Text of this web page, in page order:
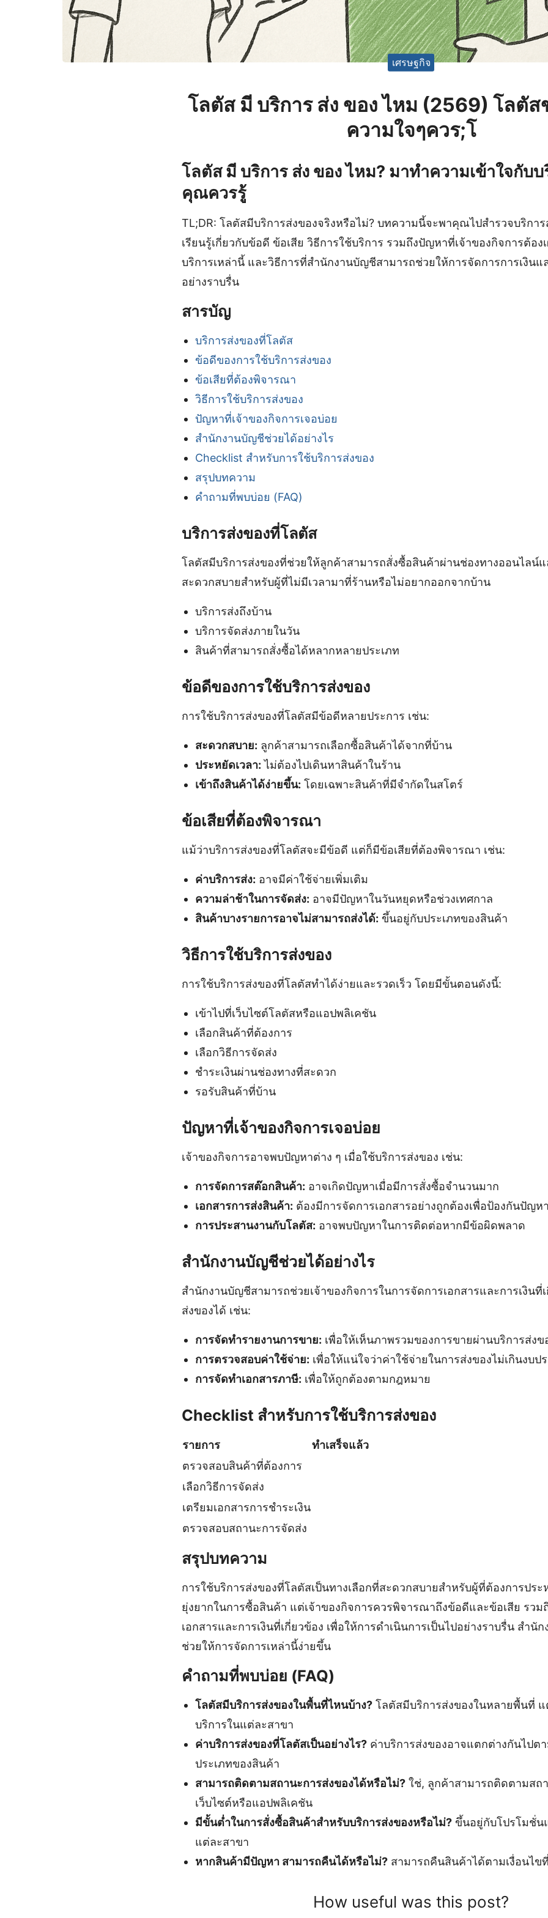
เศรษฐกิจ
โลตัส มี บริการ ส่ง ของ ไหม (2569) โลตั
ความใจๆควร;โ
โลตัส มี บริการ ส่ง ของ ไหม? มาทำความเข้าใจกับบ
คุณควรรู้
TL;DR: โลตัสมีบริการส่งของจริงหรือไม่? บทความนี้จะพาคุณไปสำรวจบริกา
เรียนรู้เกี่ยวกับข้อดี ข้อเสีย วิธีการใช้บริการ รวมถึงปัญหาที่เจ้าของกิจการต้อง
บริการเหล่านี้ และวิธีการที่สำนักงานบัญชีสามารถช่วยให้การจัดการการเงินแ
อย่างราบรื่น
สารบัญ
บริการส่งของที่โลตัส
ข้อดีของการใช้บริการส่งของ
ข้อเสียที่ต้องพิจารณา
วิธีการใช้บริการส่งของ
ปัญหาที่เจ้าของกิจการเจอบ่อย
สำนักงานบัญชีช่วยได้อย่างไร
Checklist สำหรับการใช้บริการส่งของ
สรุปบทความ
คำถามที่พบบ่อย (FAQ)
บริการส่งของที่โลตัส
โลตัสมีบริการส่งของที่ช่วยให้ลูกค้าสามารถสั่งซื้อสินค้าผ่านช่องทางออนไลน์แ
สะดวกสบายสำหรับผู้ที่ไม่มีเวลามาที่ร้านหรือไม่อยากออกจากบ้าน
บริการส่งถึงบ้าน
บริการจัดส่งภายในวัน
สินค้าที่สามารถสั่งซื้อได้หลากหลายประเภท
ข้อดีของการใช้บริการส่งของ
การใช้บริการส่งของที่โลตัสมีข้อดีหลายประการ เช่น:
สะดวกสบาย: ลูกค้าสามารถเลือกซื้อสินค้าได้จากที่บ้าน
ประหยัดเวลา: ไม่ต้องไปเดินหาสินค้าในร้าน
เข้าถึงสินค้าได้ง่ายขึ้น: โดยเฉพาะสินค้าที่มีจำกัดในสโตร์
ข้อเสียที่ต้องพิจารณา
แม้ว่าบริการส่งของที่โลตัสจะมีข้อดี แต่ก็มีข้อเสียที่ต้องพิจารณา เช่น:
ค่าบริการส่ง: อาจมีค่าใช้จ่ายเพิ่มเติม
ความล่าช้าในการจัดส่ง: อาจมีปัญหาในวันหยุดหรือช่วงเทศกาล
สินค้าบางรายการอาจไม่สามารถส่งได้: ขึ้นอยู่กับประเภทของสินค้า
วิธีการใช้บริการส่งของ
การใช้บริการส่งของที่โลตัสทำได้ง่ายและรวดเร็ว โดยมีขั้นตอนดังนี้:
เข้าไปที่เว็บไซต์โลตัสหรือแอปพลิเคชัน
เลือกสินค้าที่ต้องการ
เลือกวิธีการจัดส่ง
ชำระเงินผ่านช่องทางที่สะดวก
รอรับสินค้าที่บ้าน
ปัญหาที่เจ้าของกิจการเจอบ่อย
เจ้าของกิจการอาจพบปัญหาต่าง ๆ เมื่อใช้บริการส่งของ เช่น:
การจัดการสต๊อกสินค้า: อาจเกิดปัญหาเมื่อมีการสั่งซื้อจำนวนมาก
เอกสารการส่งสินค้า: ต้องมีการจัดการเอกสารอย่างถูกต้องเพื่อป้องกันปัญหา
การประสานงานกับโลตัส: อาจพบปัญหาในการติดต่อหากมีข้อผิดพลาด
สำนักงานบัญชีช่วยได้อย่างไร
สำนักงานบัญชีสามารถช่วยเจ้าของกิจการในการจัดการเอกสารและการเงินที่
ส่งของได้ เช่น:
การจัดทำรายงานการขาย: เพื่อให้เห็นภาพรวมของการขายผ่านบริการส่งข
การตรวจสอบค่าใช้จ่าย: เพื่อให้แน่ใจว่าค่าใช้จ่ายในการส่งของไม่เกินงบป
การจัดทำเอกสารภาษี: เพื่อให้ถูกต้องตามกฎหมาย
Checklist สำหรับการใช้บริการส่งของ
รายการ
ทำเสร็จแล้ว
ตรวจสอบสินค้าที่ต้องการ
เลือกวิธีการจัดส่ง
เตรียมเอกสารการชำระเงิน
ตรวจสอบสถานะการจัดส่ง
สรุปบทความ
การใช้บริการส่งของที่โลตัสเป็นทางเลือกที่สะดวกสบายสำหรับผู้ที่ต้องการประ
ยุ่งยากในการซื้อสินค้า แต่เจ้าของกิจการควรพิจารณาถึงข้อดีและข้อเสีย รวม
เอกสารและการเงินที่เกี่ยวข้อง เพื่อให้การดำเนินการเป็นไปอย่างราบรื่น สำนั
ช่วยให้การจัดการเหล่านี้ง่ายขึ้น
คำถามที่พบบ่อย (FAQ)
โลตัสมีบริการส่งของในพื้นที่ไหนบ้าง?โลตัสมีบริการส่งของในหลายพื้นที่
บริการในแต่ละสาขา
ค่าบริการส่งของที่โลตัสเป็นอย่างไร?ค่าบริการส่งของอาจแตกต่างกันไปต
ประเภทของสินค้า
สามารถติดตามสถานะการส่งของได้หรือไม่?ใช่, ลูกค้าสามารถติดตามสถ
เว็บไซต์หรือแอปพลิเคชัน
มีขั้นต่ำในการสั่งซื้อสินค้าสำหรับบริการส่งของหรือไม่?ขึ้นอยู่กับโปรโมชั่น
แต่ละสาขา
หากสินค้ามีปัญหา สามารถคืนได้หรือไม่?สามารถคืนสินค้าได้ตามเงื่อนไข
How useful was this post?